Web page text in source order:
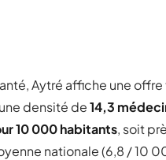
Aytré affiche une offre
densité de14,3
10 000 habitants, soit
nationale (6,8 / 10